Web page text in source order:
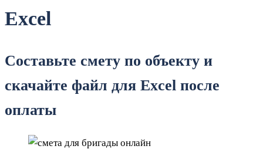
Excel
Составьте смету по объекту и
скачайте файл для Excel после
оплаты